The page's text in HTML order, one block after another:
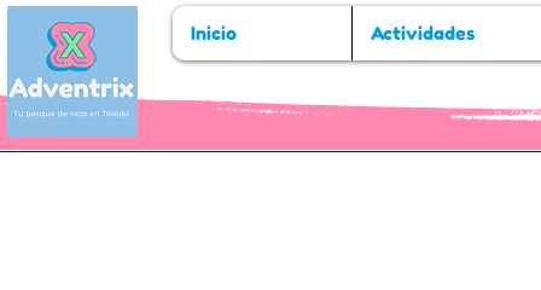
Inicio Actividades